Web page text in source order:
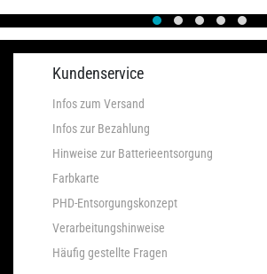
Kundenservice
Infos zum Versand
Infos zur Bezahlung
Hinweise zur Batterieentsorgung
Farbkarte
PHD-Entsorgungskonzept
Verarbeitungshinweise
Häufig gestellte Fragen